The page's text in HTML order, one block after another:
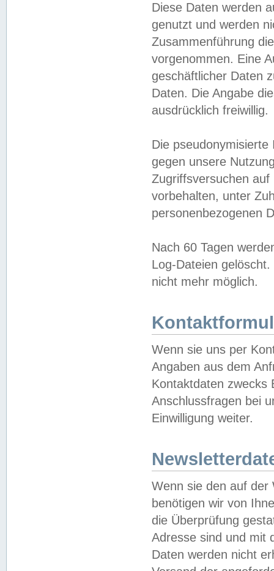
Diese Daten werden
genutzt und werden
Zusammenführung
vorgenommen. Eine
geschäftlicher Daten
Daten. Die Angabe
ausdrücklich freiwillig.
Die
gegen unsere
Zugriffsversuchen
vorbehalten, unter
personenbezogenen
Nach 60 Tagen
Log-Dateien
nicht mehr möglich.
Wenn sie uns per
Angaben aus dem
Kontaktdaten zwecks
Anschlussfragen bei
Einwilligung weiter.
Wenn sie den auf der
benötigen wir von
die Überprüfung
Adresse sind und mit
Daten werden nicht